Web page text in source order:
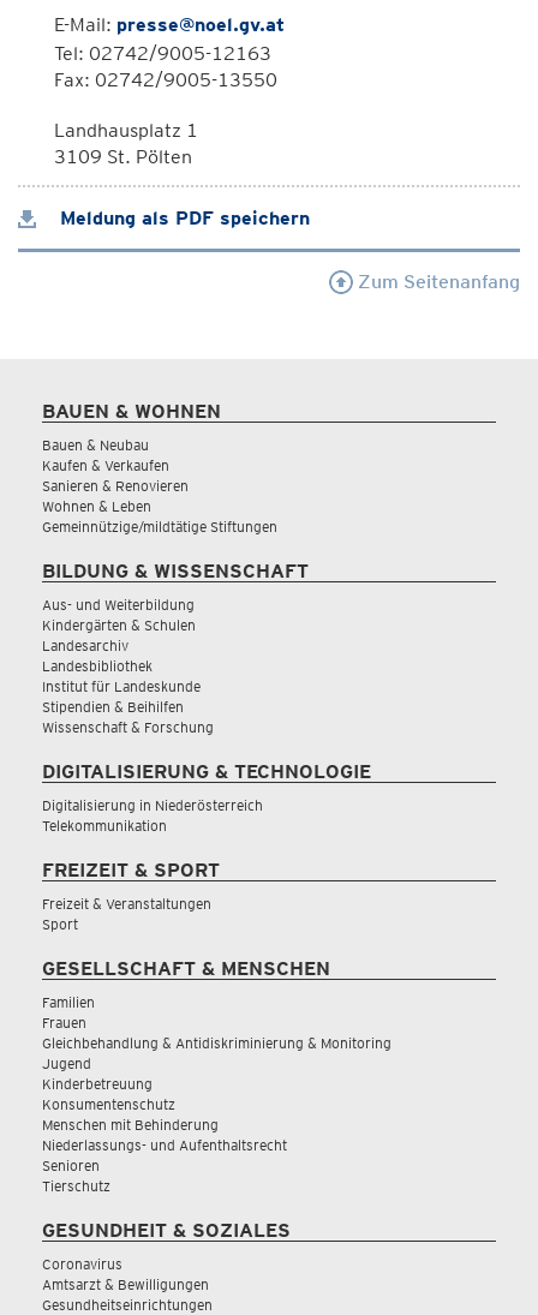
E-Mail: presse@noel.gv.at
Tel: 02742/9005-12163
Fax: 02742/9005-13550
Landhausplatz 1
3109 St. Pölten
Meldung als PDF speichern
Zum Seitenanfang
BAUEN & WOHNEN
Bauen & Neubau
Kaufen & Verkaufen
Sanieren & Renovieren
Wohnen & Leben
Gemeinnützige/mildtätige Stiftungen
BILDUNG & WISSENSCHAFT
Aus- und Weiterbildung
Kindergärten & Schulen
Landesarchiv
Landesbibliothek
Institut für Landeskunde
Stipendien & Beihilfen
Wissenschaft & Forschung
DIGITALISIERUNG & TECHNOLOGIE
Digitalisierung in Niederösterreich
Telekommunikation
FREIZEIT & SPORT
Freizeit & Veranstaltungen
Sport
GESELLSCHAFT & MENSCHEN
Familien
Frauen
Gleichbehandlung & Antidiskriminierung & Monitoring
Jugend
Kinderbetreuung
Konsumentenschutz
Menschen mit Behinderung
Niederlassungs- und Aufenthaltsrecht
Senioren
Tierschutz
GESUNDHEIT & SOZIALES
Coronavirus
Amtsarzt & Bewilligungen
Gesundheitseinrichtungen